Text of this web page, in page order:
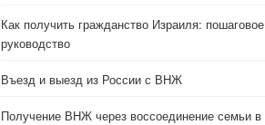
Как получить гражданство Израиля: пошаговое
руководство
Въезд и выезд из России с ВНЖ
Получение ВНЖ через воссоединение семьи в